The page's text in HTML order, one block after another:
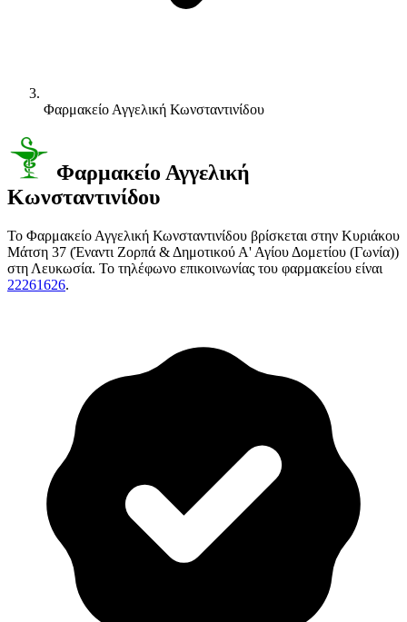
Φαρμακείο Αγγελική Κωνσταντινίδου
Φαρμακείο Αγγελική
Κωνσταντινίδου
Το Φαρμακείο Αγγελική Κωνσταντινίδου βρίσκεται στην Κυριάκου
Μάτση 37 (Έναντι Ζορπά & Δημοτικού Α' Αγίου Δομετίου (Γωνία))
στη Λευκωσία. Το τηλέφωνο επικοινωνίας του φαρμακείου είναι
22261626.